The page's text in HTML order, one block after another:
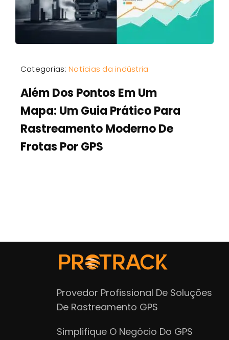
Categorias:Notícias da indústria
Além Dos Pontos Em Um
Mapa: Um Guia Prático Para
Rastreamento Moderno De
Frotas Por GPS
Provedor Profissional De Soluções
De Rastreamento GPS
Simplifique O Negócio Do GPS